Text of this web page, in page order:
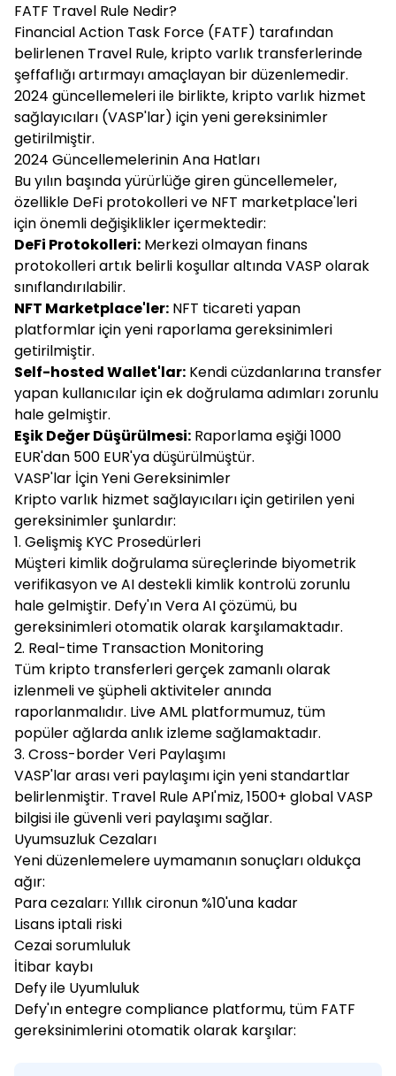
FATF Travel Rule Nedir?
Financial Action Task Force (FATF) tarafından
belirlenen Travel Rule, kripto varlık transferlerinde
şeffaflığı artırmayı amaçlayan bir düzenlemedir.
2024 güncellemeleri ile birlikte, kripto varlık hizmet
sağlayıcıları (VASP'lar) için yeni gereksinimler
getirilmiştir.
2024 Güncellemelerinin Ana Hatları
Bu yılın başında yürürlüğe giren güncellemeler,
özellikle DeFi protokolleri ve NFT marketplace'leri
için önemli değişiklikler içermektedir:
DeFi Protokolleri: Merkezi olmayan finans
protokolleri artık belirli koşullar altında VASP olarak
sınıflandırılabilir.
NFT Marketplace'ler: NFT ticareti yapan
platformlar için yeni raporlama gereksinimleri
getirilmiştir.
Self-hosted Wallet'lar: Kendi cüzdanlarına transfer
yapan kullanıcılar için ek doğrulama adımları zorunlu
hale gelmiştir.
Eşik Değer Düşürülmesi: Raporlama eşiği 1000
EUR'dan 500 EUR'ya düşürülmüştür.
VASP'lar İçin Yeni Gereksinimler
Kripto varlık hizmet sağlayıcıları için getirilen yeni
gereksinimler şunlardır:
1. Gelişmiş KYC Prosedürleri
Müşteri kimlik doğrulama süreçlerinde biyometrik
verifikasyon ve AI destekli kimlik kontrolü zorunlu
hale gelmiştir. Defy'ın Vera AI çözümü, bu
gereksinimleri otomatik olarak karşılamaktadır.
2. Real-time Transaction Monitoring
Tüm kripto transferleri gerçek zamanlı olarak
izlenmeli ve şüpheli aktiviteler anında
raporlanmalıdır. Live AML platformumuz, tüm
popüler ağlarda anlık izleme sağlamaktadır.
3. Cross-border Veri Paylaşımı
VASP'lar arası veri paylaşımı için yeni standartlar
belirlenmiştir. Travel Rule API'miz, 1500+ global VASP
bilgisi ile güvenli veri paylaşımı sağlar.
Uyumsuzluk Cezaları
Yeni düzenlemelere uymamanın sonuçları oldukça
ağır:
Para cezaları: Yıllık cironun %10'una kadar
Lisans iptali riski
Cezai sorumluluk
İtibar kaybı
Defy ile Uyumluluk
Defy'ın entegre compliance platformu, tüm FATF
gereksinimlerini otomatik olarak karşılar: